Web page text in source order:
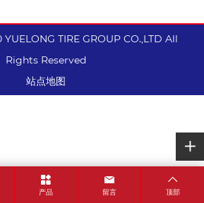
TIRE GROUP CO.,LTD All
Rights Reserved
站点地图
产品 留言 顶部